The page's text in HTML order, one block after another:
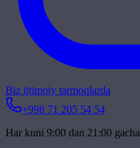
Biz ijtimoiy tarmoqlarda
+998 71 205 54 54
Har kuni 9:00 dan 21:00 gacha